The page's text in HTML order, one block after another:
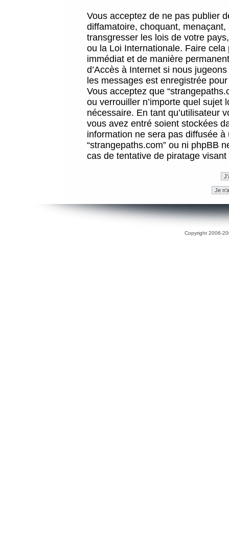
Vous acceptez de ne pas publier
diffamatoire, choquant,
transgresser les lois de votre
ou la Loi Internationale. Faire
immédiat et de manière
d’Accès à Internet si nous
les messages est enregistrée
Vous acceptez que
ou verrouiller n’importe quel sujet
nécessaire. En tant qu’utilisateur
vous avez entré soient stockées
information ne sera pas diffusée
“strangepaths.com” ou ni phpBB
cas de tentative de piratage
Copyright 2006-